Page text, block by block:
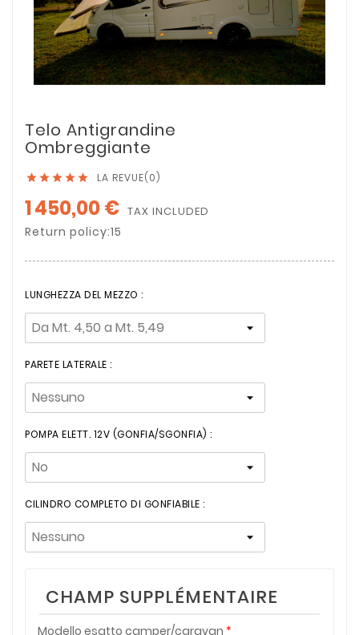
Telo Antigrandine
Ombreggiante
     LA REVUE(0)
1 450,00 € TAX INCLUDED
Return policy:15
LUNGHEZZA DEL MEZZO :
PARETE LATERALE :
POMPA ELETT. 12V (GONFIA/SGONFIA) :
CILINDRO COMPLETO DI GONFIABILE :
CHAMP SUPPLÉMENTAIRE
Modello esatto camper/caravan